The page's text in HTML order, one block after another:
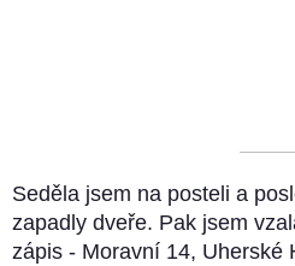
Seděla jsem na posteli a
zapadly dveře. Pak jsem
zápis - Moravní 14, Uherské